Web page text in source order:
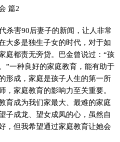
篇2
杀害90后妻子的新闻，让人非常
大多是独生子女的时代，对于如
庭都责无旁贷。巴金曾说过：“孩
”一种良好的家庭教育，能有助于
形成，家庭是孩子人生的第一所
，家庭教育的影响力至关重要。
育成为我们家最大、最难的家庭
子成龙、望女成凤的心，虽然自
，但我希望通过家庭教育让她会